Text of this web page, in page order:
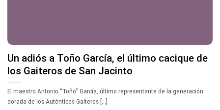
Un adiós a Toño García, el último cacique de
los Gaiteros de San Jacinto
El maestro Antonio “Toño” García, último representante de la generación
dorada de los Auténticos Gaiteros [...]